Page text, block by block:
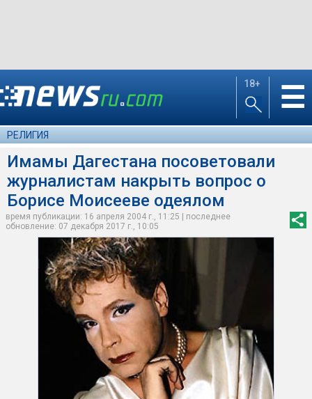
18+ ☰
РЕЛИГИЯ
Имамы Дагестана посоветовали
журналистам накрыть вопрос о
Борисе Моисееве одеялом
время публикации: 16 апреля 2004 г., 11:25 | последнее
обновление: 07 декабря 2017 г., 10:05